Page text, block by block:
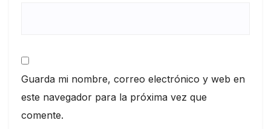
Guarda mi nombre, correo electrónico y web en
este navegador para la próxima vez que
comente.